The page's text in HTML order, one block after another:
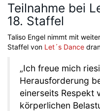
Teilnahme bei
18. Staffel
Taliso Engel nimmt mit
Staffel von Let´s Dance
„Ich freue mich
Herausforderung
einerseits Respekt
körperlichen